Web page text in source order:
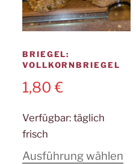
BRIEGEL:
VOLLKORNBRIEGEL
1,80€
Verfügbar: täglich
frisch
Ausführung wählen